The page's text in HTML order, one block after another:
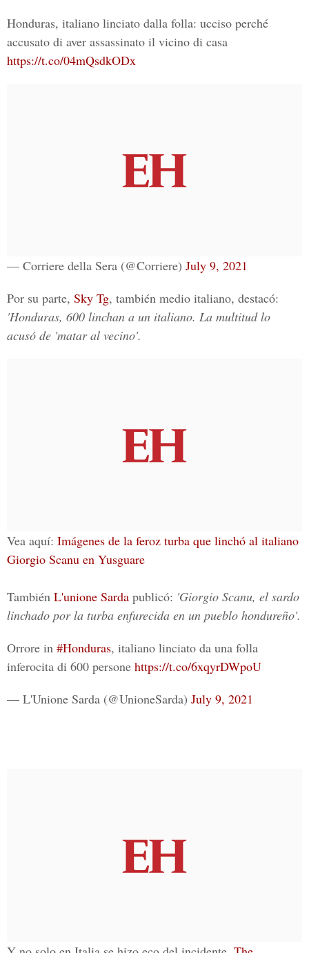
Honduras, italiano linciato dalla folla: ucciso perché
accusato di aver assassinato il vicino di casa
https://t.co/04mQsdkODx
— Corriere della Sera (@Corriere) July 9, 2021
Por su parte, Sky Tg, también medio italiano, destacó:
'Honduras, 600 linchan a un italiano. La multitud lo
acusó de 'matar al vecino'.
Vea aquí: Imágenes de la feroz turba que linchó al italiano
Giorgio Scanu en Yusguare
También L'unione Sarda publicó: 'Giorgio Scanu, el sardo
linchado por la turba enfurecida en un pueblo hondureño'.
Orrore in #Honduras, italiano linciato da una folla
inferocita di 600 persone https://t.co/6xqyrDWpoU
— L'Unione Sarda (@UnioneSarda) July 9, 2021